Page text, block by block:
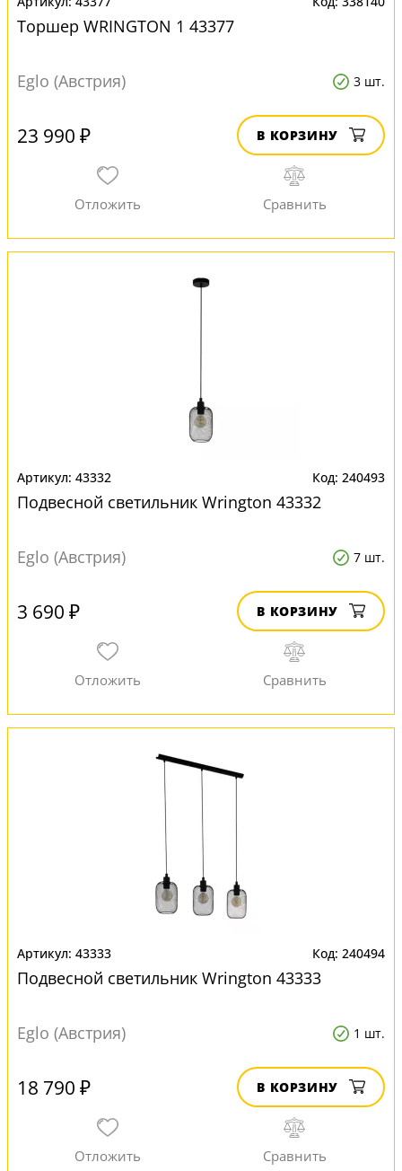
Торшер WRINGTON 1 43377
Eglo (Австрия) 3 шт.
23 990 ₽ В КОРЗИНУ
43332 240493
Подвесной светильник Wrington 43332
Eglo (Австрия) 7 шт.
3 690 ₽ В КОРЗИНУ
43333 240494
Подвесной светильник Wrington 43333
Eglo (Австрия) 1 шт.
18 790 ₽ В КОРЗИНУ